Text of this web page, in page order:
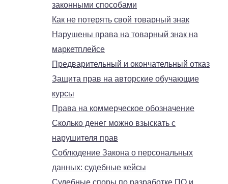
законными способами
Как не потерять свой товарный знак
Нарушены права на товарный знак на
маркетплейсе
Предварительный и окончательный отказ
Защита прав на авторские обучающие
курсы
Права на коммерческое обозначение
Сколько денег можно взыскать с
нарушителя прав
Соблюдение Закона о персональных
данных: судебные кейсы
Судебные споры по разработке ПО и